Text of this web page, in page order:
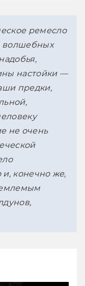
ремесло
волшебных
настойки —
предки,
не очень
и, конечно же,